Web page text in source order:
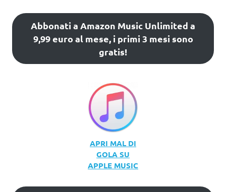
Abbonati a Amazon Music Unlimited a
9,99 euro al mese, i primi 3 mesi sono
gratis!
APRI MAL DI
GOLA SU
APPLE MUSIC